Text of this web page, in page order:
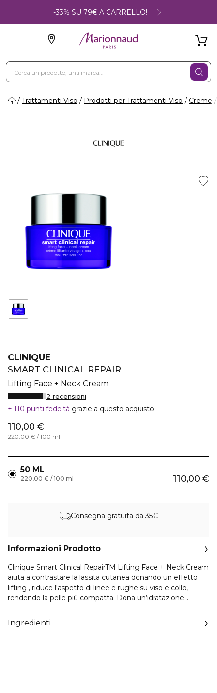
-33% SU 79€ A CARRELLO!
Trattamenti Viso Prodotti per Trattamenti Viso Creme
CLINIQUE
SMART CLINICAL REPAIR
Lifting Face + Neck Cream
2 recensioni
110 punti fedeltà grazie a questo acquisto
110,00 €
220,00 € / 100 ml
50 ML
110,00 €
220,00 € / 100 ml
Consegna gratuita da 35€
Informazioni Prodotto
Clinique Smart Clinical RepairTM Lifting Face + Neck Cream
aiuta a contrastare la lassità cutanea donando un effetto
lifting , riduce l'aspetto di linee e rughe su viso e collo,
rendendo la pelle più compatta. Dona un’idratazione
Ingredienti